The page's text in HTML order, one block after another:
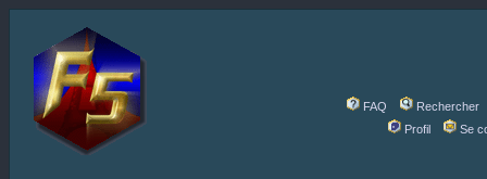
FAQ
Rechercher
Profil
Se